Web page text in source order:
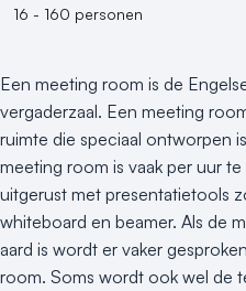
16 - 160 personen
Een meeting room is de
vergaderzaal. Een meeting
ruimte die speciaal ontworpen
meeting room is vaak per uur
uitgerust met presentatietools
whiteboard en beamer. Als de
aard is wordt er vaker
room. Soms wordt ook wel de